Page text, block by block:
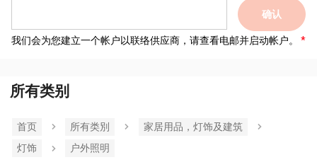
确认
我们会为您建立一个帐户以联络供应商，请查看电邮并启动帐户。
所有类别
首页 所有类別
家居用品，灯饰及建筑
灯饰
户外照明